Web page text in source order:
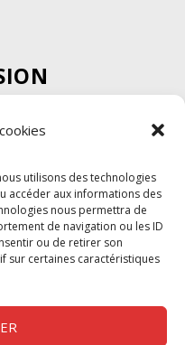
utilisons des technologies
accéder aux informations des
nous permettra de
de navigation ou les ID
ou de retirer son
sur certaines caractéristiques